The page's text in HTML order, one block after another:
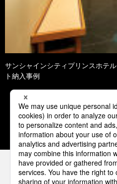
サンシャインシティプリンスホテ
ト納入事例
1 2 3
パナソニックの電気